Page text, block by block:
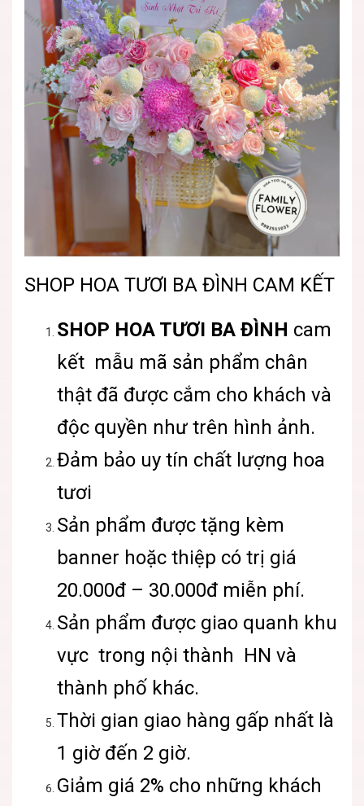
SHOP HOA TƯƠI BA ĐÌNH CAM KẾT
SHOP HOA TƯƠI BA ĐÌNH cam
kết mẫu mã sản phẩm chân
thật đã được cắm cho khách và
độc quyền như trên hình ảnh.
Đảm bảo uy tín chất lượng hoa
tươi
Sản phẩm được tặng kèm
banner hoặc thiệp có trị giá
20.000đ – 30.000đ miễn phí.
Sản phẩm được giao quanh khu
vực trong nội thành HN và
thành phố khác.
Thời gian giao hàng gấp nhất là
1 giờ đến 2 giờ.
Giảm giá 2% cho những khách